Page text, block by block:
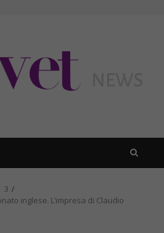
3
inglese. L’impresa di Claudio